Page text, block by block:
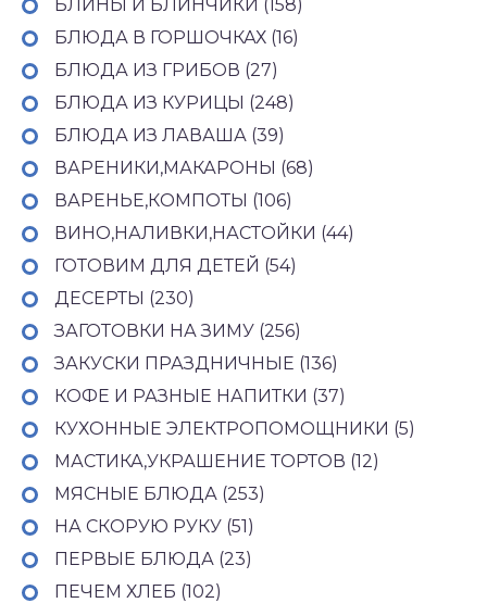
БЛИНЫ И БЛИНЧИКИ (158)
БЛЮДА В ГОРШОЧКАХ (16)
БЛЮДА ИЗ ГРИБОВ (27)
БЛЮДА ИЗ КУРИЦЫ (248)
БЛЮДА ИЗ ЛАВАША (39)
ВАРЕНИКИ,МАКАРОНЫ (68)
ВАРЕНЬЕ,КОМПОТЫ (106)
ВИНО,НАЛИВКИ,НАСТОЙКИ (44)
ГОТОВИМ ДЛЯ ДЕТЕЙ (54)
ДЕСЕРТЫ (230)
ЗАГОТОВКИ НА ЗИМУ (256)
ЗАКУСКИ ПРАЗДНИЧНЫЕ (136)
КОФЕ И РАЗНЫЕ НАПИТКИ (37)
КУХОННЫЕ ЭЛЕКТРОПОМОЩНИКИ (5)
МАСТИКА,УКРАШЕНИЕ ТОРТОВ (12)
МЯСНЫЕ БЛЮДА (253)
НА СКОРУЮ РУКУ (51)
ПЕРВЫЕ БЛЮДА (23)
ПЕЧЕМ ХЛЕБ (102)